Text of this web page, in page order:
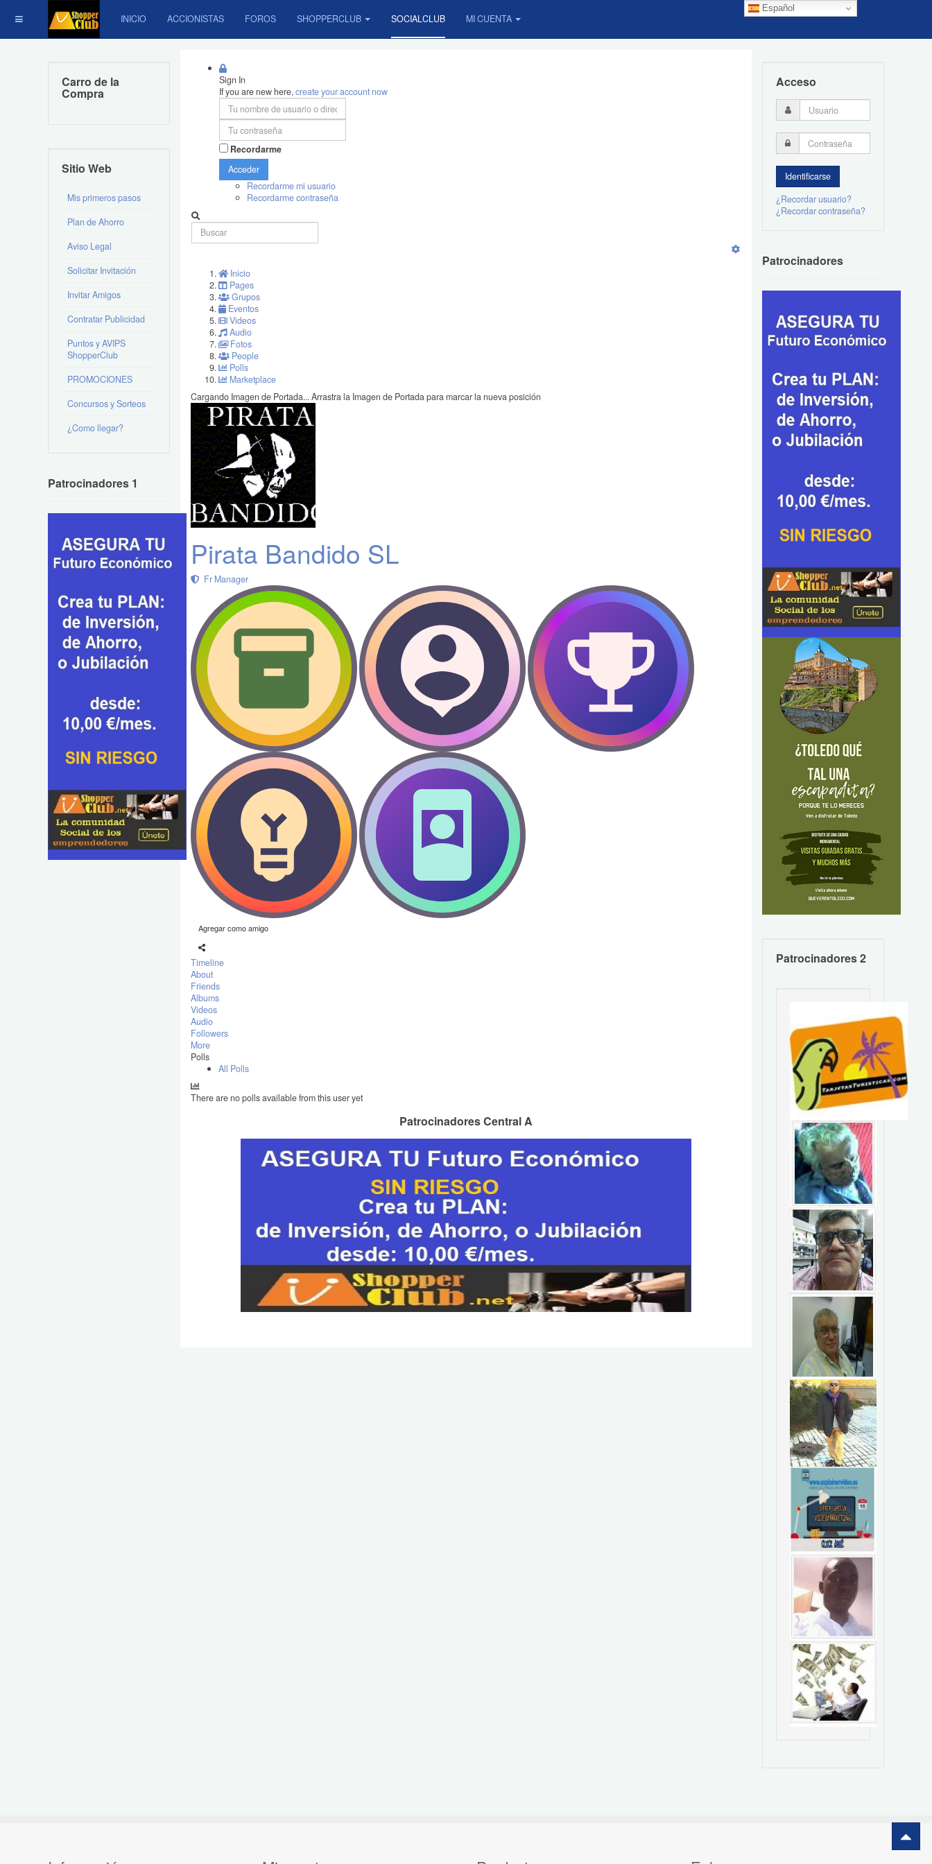
Español
INICIO ACCIONISTAS FOROS SHOPPERCLUB SOCIALCLUB MI CUENTA
Sign In
If you are new here,create your account now
Recordarme
Acceder
Recordarme mi usuario
Recordarme contraseña
Inicio
Pages
Grupos
Eventos
Videos
Audio
Fotos
People
Polls
Marketplace
Cargando Imagen de Portada...Arrastra la Imagen de Portada para marcar la nueva posición
Pirata Bandido SL
Fr Manager
Agregar como amigo
Timeline
About
Friends
Albums
Videos
Audio
Followers
More
Polls
All Polls
There are no polls available from this user yet
Patrocinadores Central A
Carro de la
Compra
Sitio Web
Mis primeros pasos
Plan de Ahorro
Aviso Legal
Solicitar Invitación
Invitar Amigos
Contratar Publicidad
Puntos y AVIPS
ShopperClub
PROMOCIONES
Concursos y Sorteos
¿Como llegar?
Patrocinadores 1
Acceso
¿Recordar usuario?
¿Recordar contraseña?
Patrocinadores
Patrocinadores 2